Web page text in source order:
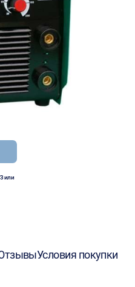
или
Условия покупки